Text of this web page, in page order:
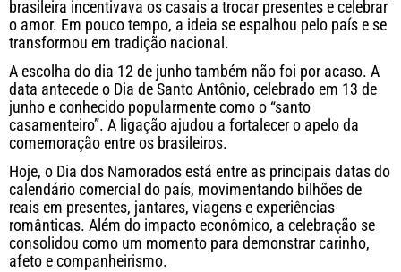
brasileira incentivava os casais a trocar presentes e celebrar
o amor. Em pouco tempo, a ideia se espalhou pelo país e se
transformou em tradição nacional.
A escolha do dia 12 de junho também não foi por acaso. A
data antecede o Dia de Santo Antônio, celebrado em 13 de
junho e conhecido popularmente como o “santo
casamenteiro”. A ligação ajudou a fortalecer o apelo da
comemoração entre os brasileiros.
Hoje, o Dia dos Namorados está entre as principais datas do
calendário comercial do país, movimentando bilhões de
reais em presentes, jantares, viagens e experiências
românticas. Além do impacto econômico, a celebração se
consolidou como um momento para demonstrar carinho,
afeto e companheirismo.